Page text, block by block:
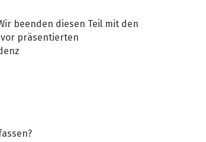
beenden diesen Teil mit den
präsentierten